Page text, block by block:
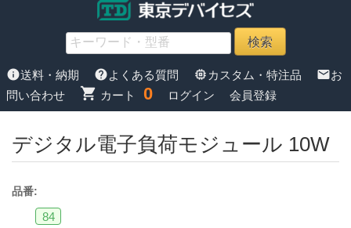
info送料・納期 helpよくある質問 memory カスタム・特注品 mailお
問い合わせ
shopping_cart カート 0 ログイン 会員登録
デジタル電子負荷モジュール 10W
品番:
84